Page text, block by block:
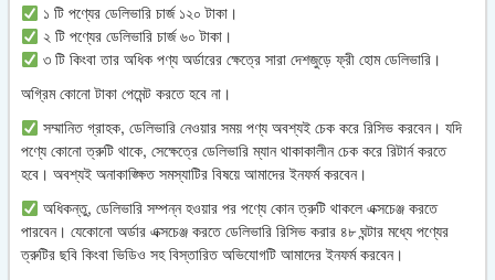
১ টি পণ্যের ডেলিভারি চার্জ ১২০ টাকা।
২ টি পণ্যের ডেলিভারি চার্জ ৬০ টাকা।
৩ টি কিংবা তার অধিক পণ্য অর্ডারের ক্ষেত্রে সারা দেশজুড়ে ফ্রী হোম ডেলিভারি।
অগ্রিম কোনো টাকা পেমেন্ট করতে হবে না।
সম্মানিত গ্রাহক, ডেলিভারি নেওয়ার সময় পণ্য অবশ্যই চেক করে রিসিভ করবেন। যদি
পণ্যে কোনো ত্রুটি থাকে, সেক্ষেত্রে ডেলিভারি ম্যান থাকাকালীন চেক করে রিটার্ন করতে
হবে। অবশ্যই অনাকাঙ্ক্ষিত সমস্যাটির বিষয়ে আমাদের ইনফর্ম করবেন।
অধিকন্তু, ডেলিভারি সম্পন্ন হওয়ার পর পণ্যে কোন ত্রুটি থাকলে এক্সচেঞ্জ করতে
পারবেন। যেকোনো অর্ডার এক্সচেঞ্জ করতে ডেলিভারি রিসিভ করার ৪৮ ঘন্টার মধ্যে পণ্যের
ত্রুটির ছবি কিংবা ভিডিও সহ বিস্তারিত অভিযোগটি আমাদের ইনফর্ম করবেন।